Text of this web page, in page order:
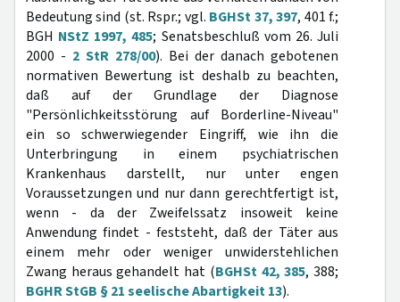
Bedeutung sind (st. Rspr.; vgl. BGHSt 37, 397, 401 f.;
BGH NStZ 1997, 485; Senatsbeschluß vom 26. Juli
2000 - 2 StR 278/00). Bei der danach gebotenen
normativen Bewertung ist deshalb zu beachten,
daß auf der Grundlage der Diagnose
"Persönlichkeitsstörung auf Borderline-Niveau"
ein so schwerwiegender Eingriff, wie ihn die
Unterbringung in einem psychiatrischen
Krankenhaus darstellt, nur unter engen
Voraussetzungen und nur dann gerechtfertigt ist,
wenn - da der Zweifelssatz insoweit keine
Anwendung findet - feststeht, daß der Täter aus
einem mehr oder weniger unwiderstehlichen
Zwang heraus gehandelt hat (BGHSt 42, 385, 388;
BGHR StGB § 21 seelische Abartigkeit 13).